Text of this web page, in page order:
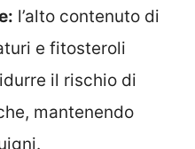
l’alto contenuto di
e fitosteroli
il rischio di
mantenendo